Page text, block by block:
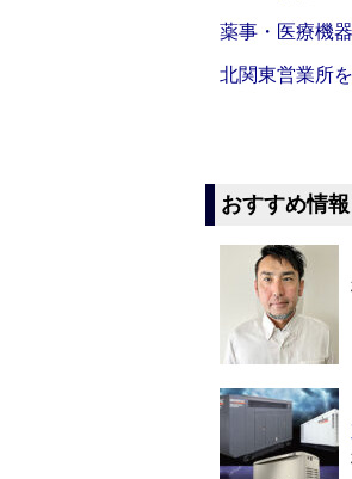
薬事・医療機
北関東営業所
おすすめ情報